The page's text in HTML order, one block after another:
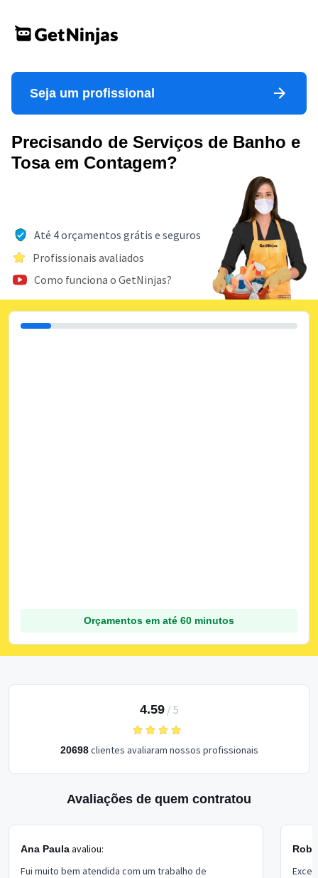
Seja um profissional
Precisando de Serviços de Banho e
Tosa em Contagem?
Até 4 orçamentos grátis e seguros
Profissionais avaliados
Como funciona o GetNinjas?
Orçamentos em até 60 minutos
4.59/ 5
20698clientes avaliaram nossos profissionais
Avaliações de quem contratou
Ana Paulaavaliou:
Fui muito bem atendida com um trabalho de